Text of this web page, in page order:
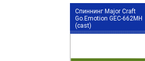
Спиннинг Major Craft
Go.Emotion GEC-662MH
(cast)